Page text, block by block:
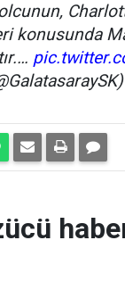
konusunda